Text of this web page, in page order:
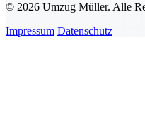
© 2026 Umzug Müller. Alle
Impressum Datenschutz